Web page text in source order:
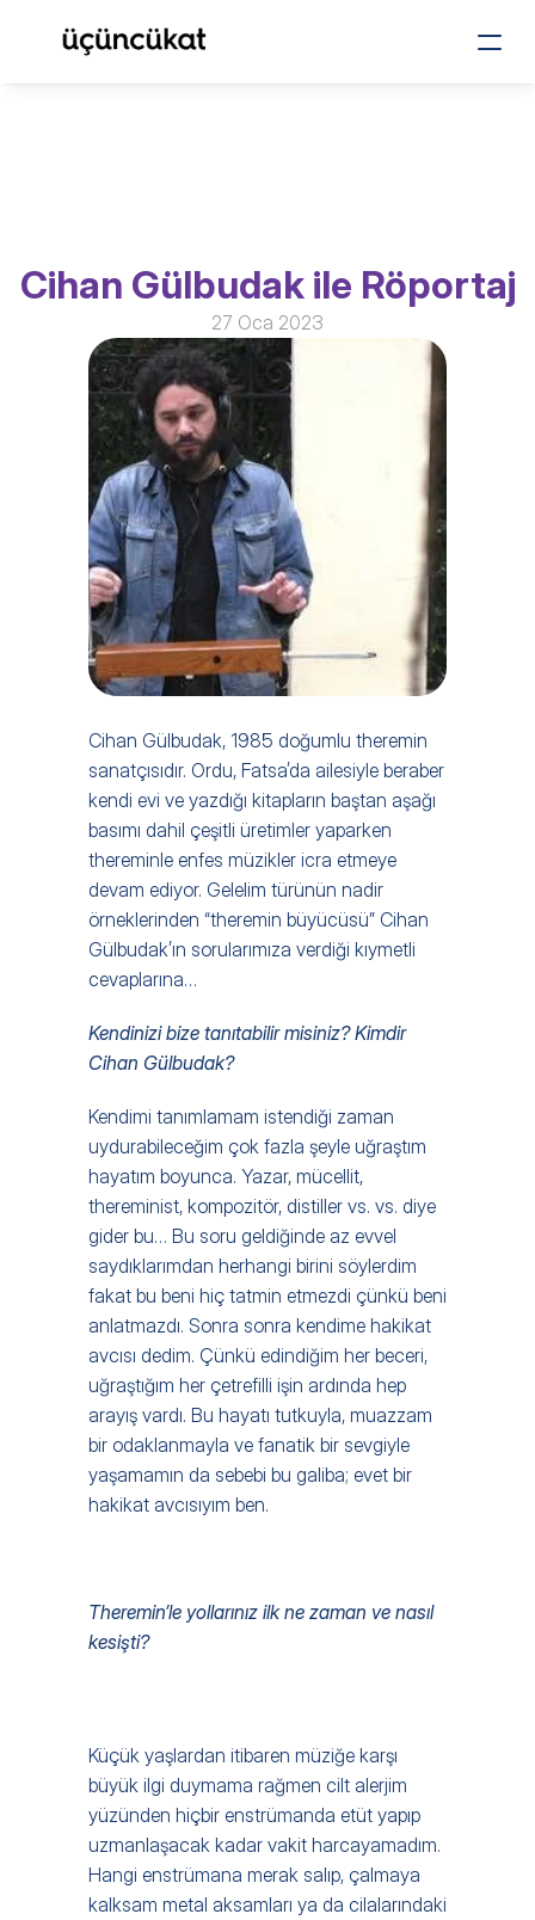
Cihan Gülbudak ile Röportaj
27 Oca 2023
Cihan Gülbudak, 1985 doğumlu theremin
sanatçısıdır. Ordu, Fatsa’da ailesiyle beraber
kendi evi ve yazdığı kitapların baştan aşağı
basımı dahil çeşitli üretimler yaparken
thereminle enfes müzikler icra etmeye
devam ediyor. Gelelim türünün nadir
örneklerinden “theremin büyücüsü” Cihan
Gülbudak’ın sorularımıza verdiği kıymetli
cevaplarına…
Kendinizi bize tanıtabilir misiniz? Kimdir
Cihan Gülbudak?
Kendimi tanımlamam istendiği zaman
uydurabileceğim çok fazla şeyle uğraştım
hayatım boyunca. Yazar, mücellit,
thereminist, kompozitör, distiller vs. vs. diye
gider bu… Bu soru geldiğinde az evvel
saydıklarımdan herhangi birini söylerdim
fakat bu beni hiç tatmin etmezdi çünkü beni
anlatmazdı. Sonra sonra kendime hakikat
avcısı dedim. Çünkü edindiğim her beceri,
uğraştığım her çetrefilli işin ardında hep
arayış vardı. Bu hayatı tutkuyla, muazzam
bir odaklanmayla ve fanatik bir sevgiyle
yaşamamın da sebebi bu galiba; evet bir
hakikat avcısıyım ben.
Theremin’le yollarınız ilk ne zaman ve nasıl
kesişti?
Küçük yaşlardan itibaren müziğe karşı
büyük ilgi duymama rağmen cilt alerjim
yüzünden hiçbir enstrümanda etüt yapıp
uzmanlaşacak kadar vakit harcayamadım.
Hangi enstrümana merak salıp, çalmaya
kalksam metal aksamları ya da cilalarındaki